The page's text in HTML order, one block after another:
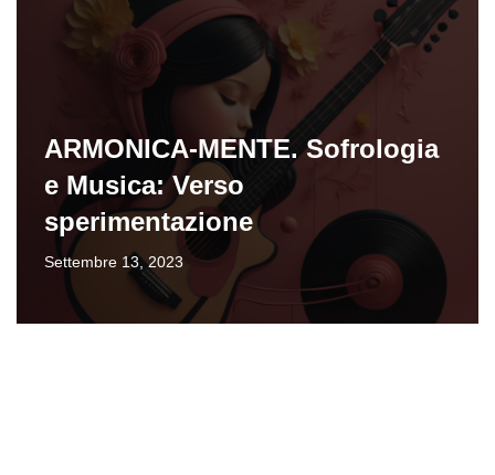
ARMONICA-MENTE. Sofrologia
e Musica: Verso
sperimentazione
Settembre 13, 2023